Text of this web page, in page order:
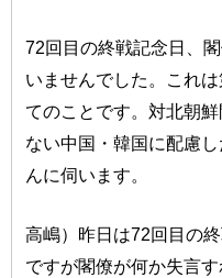
72回目の終戦記念日、
いませんでした。これ
てのことです。対北朝
ない中国・韓国に配慮
んに伺います。
高嶋）昨日は72回目の
ですが閣僚が何か失言